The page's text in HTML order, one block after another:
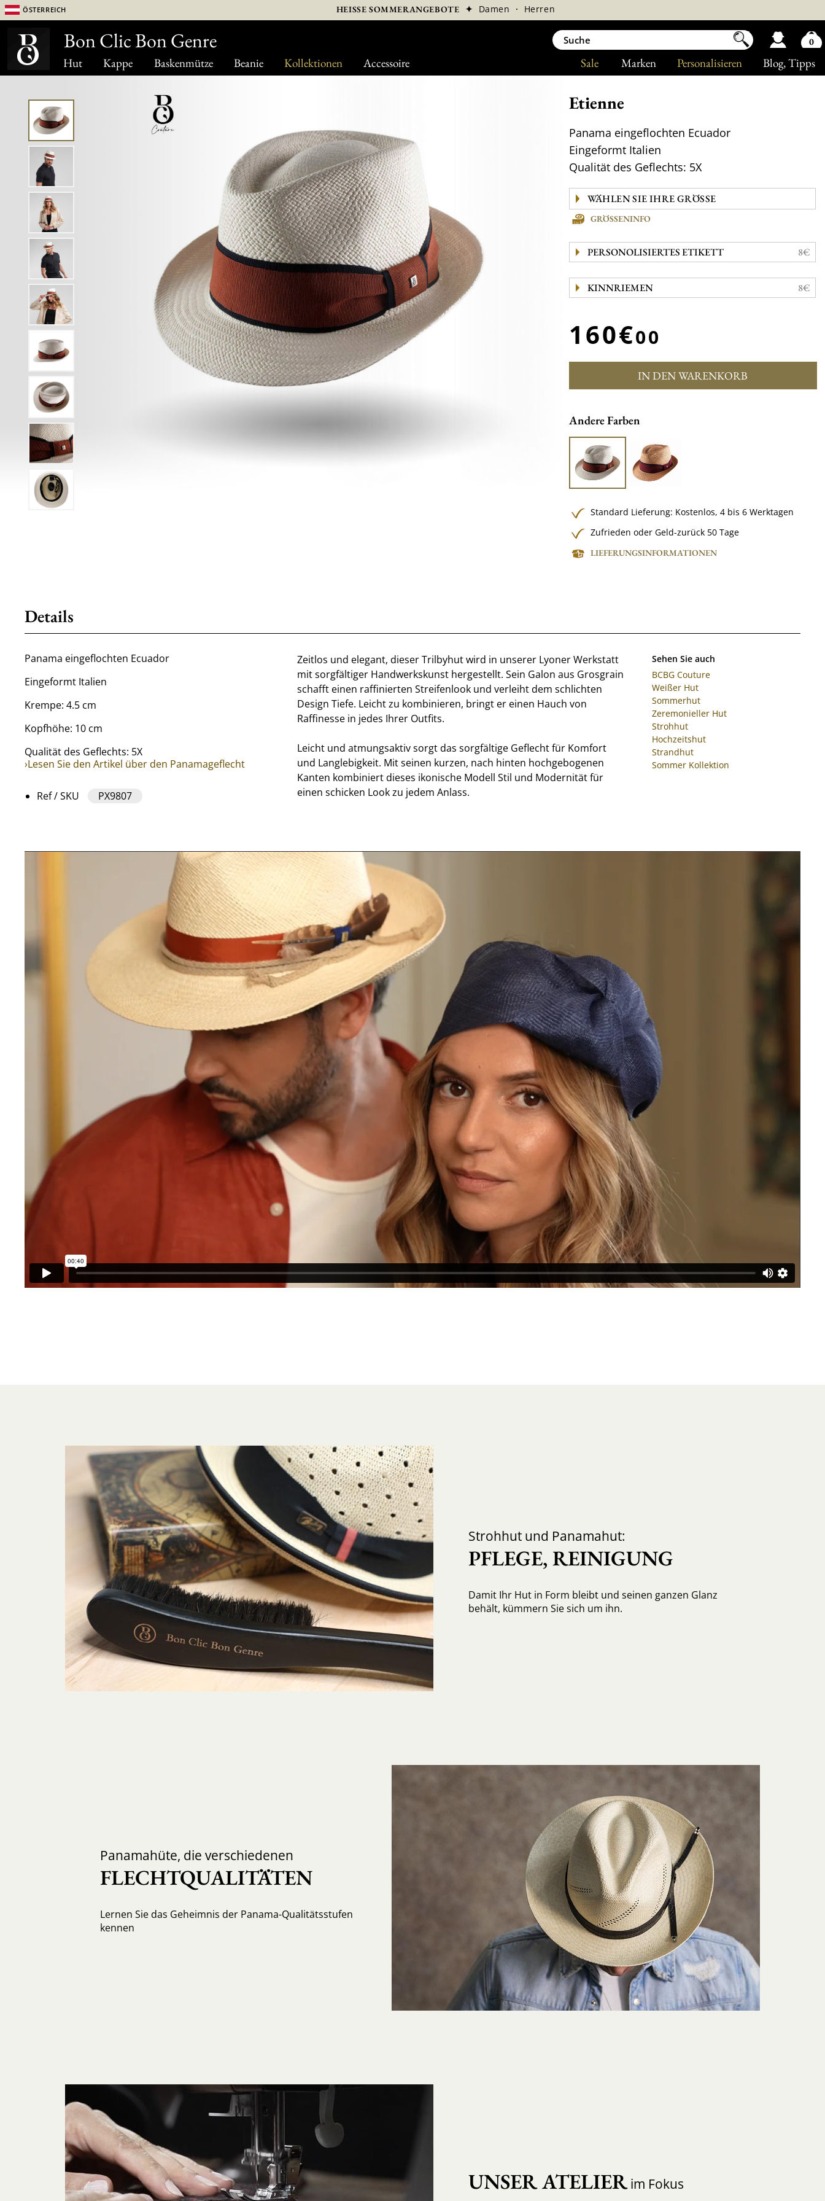
Hut Kappe Baskenmütze Beanie Kollektionen Accessoire Blog, Tipps
Personalisieren
Marken
Sale
Österreich HEISSE SOMMERANGEBOTE ✦ Damen · Herren
Etienne
Panama eingeflochten Ecuador
Eingeformt Italien
Qualität des Geflechts: 5X
GRÖSSENINFO
PERSONOLISIERTES ETIKETT 8€
KINNRIEMEN 8€
160€00
IN DEN WARENKORB
Andere Farben
Standard Lieferung: Kostenlos,4 bis 6 Werktagen
Zufrieden oder Geld-zurück 50 Tage
LIEFERUNGSINFORMATIONEN
Details
Panama eingeflochten Ecuador
Eingeformt Italien
Krempe: 4.5 cm
Kopfhöhe: 10 cm
Qualität des Geflechts: 5X
›Lesen Sie den Artikel über den Panamageflecht
Ref / SKU PX9807
Zeitlos und elegant, dieser Trilbyhut wird in unserer Lyoner Werkstatt
mit sorgfältiger Handwerkskunst hergestellt. Sein Galon aus Grosgrain
schafft einen raffinierten Streifenlook und verleiht dem schlichten
Design Tiefe. Leicht zu kombinieren, bringt er einen Hauch von
Raffinesse in jedes Ihrer Outfits.
Leicht und atmungsaktiv sorgt das sorgfältige Geflecht für Komfort
und Langlebigkeit. Mit seinen kurzen, nach hinten hochgebogenen
Kanten kombiniert dieses ikonische Modell Stil und Modernität für
einen schicken Look zu jedem Anlass.
Sehen Sie auch
BCBG Couture
Weißer Hut
Sommerhut
Zeremonieller Hut
Strohhut
Hochzeitshut
Strandhut
Sommer Kollektion
Strohhut und Panamahut:
PFLEGE, REINIGUNG
Damit Ihr Hut in Form bleibt und seinen ganzen Glanz
behält, kümmern Sie sich um ihn.
Panamahüte, die verschiedenen
FLECHTQUALITÄTEN
Lernen Sie das Geheimnis der Panama-Qualitätsstufen
kennen
UNSER ATELIERim Fokus
Bon Clic Bon Genre 0